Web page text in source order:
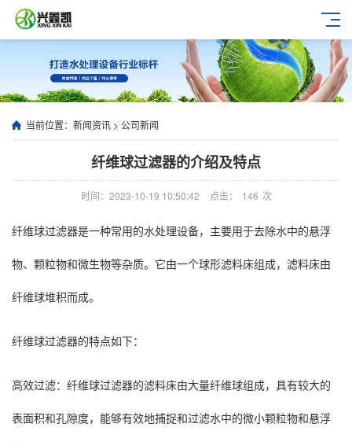
当前位置： 新闻资讯 > 公司新闻
纤维球过滤器的介绍及特点
时间：2023-10-19 10:50:42 点击： 146 次
纤维球过滤器是一种常用的水处理设备，主要用于去除水中的悬浮
物、颗粒物和微生物等杂质。它由一个球形滤料床组成，滤料床由
纤维球堆积而成。
纤维球过滤器的特点如下：
高效过滤：纤维球过滤器的滤料床由大量纤维球组成，具有较大的
表面积和孔隙度，能够有效地捕捉和过滤水中的微小颗粒物和悬浮